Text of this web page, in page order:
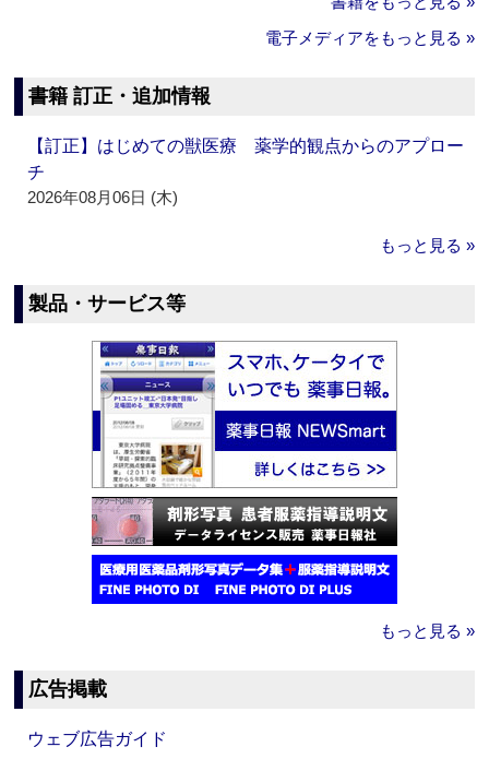
電子メディアをもっと見る »
書籍 訂正・追加情報
【訂正】はじめての獣医療 薬学的観点からのアプロー
チ
2026年08月06日 (木)
もっと見る »
製品・サービス等
もっと見る »
広告掲載
ウェブ広告ガイド